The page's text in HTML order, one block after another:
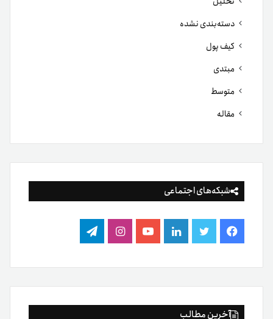
دسته‌بندی نشده
کیف پول
مبتدی
متوسط
مقاله
شبکه‌های اجتماعی
فیس
بوک
توییتر لینکدینیوتیوباینستاگرام
تلگرام
آخرین مطالب